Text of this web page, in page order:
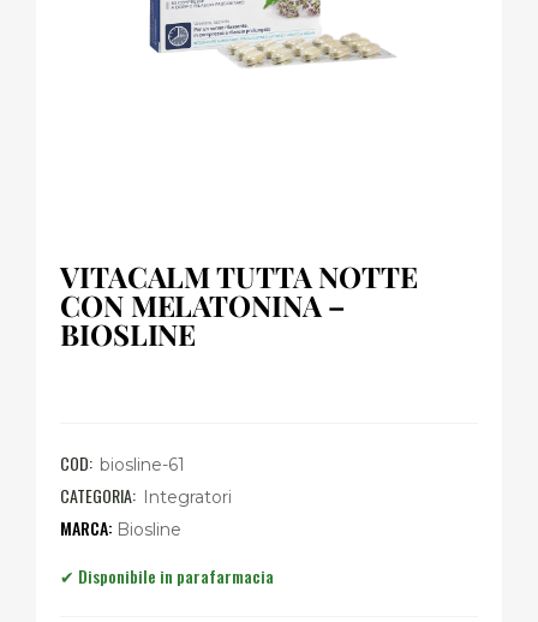
VITACALM TUTTA NOTTE
CON MELATONINA –
BIOSLINE
COD: biosline-61
CATEGORIA: Integratori
Biosline